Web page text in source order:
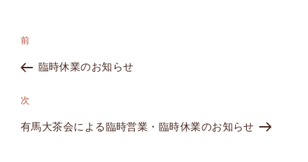
ナ
ゲ
ー
過
の
前
臨時休業のお知らせ
次
投
次
有馬大茶会による臨時営業・臨時休業のお知らせ